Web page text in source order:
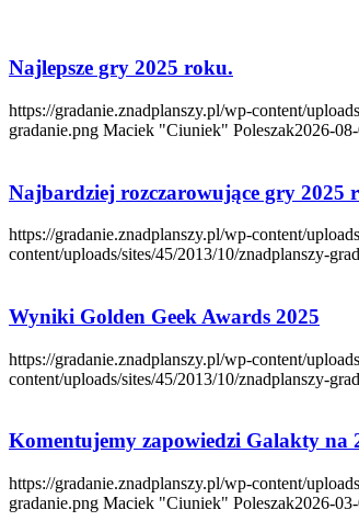
Najlepsze gry 2025 roku.
https://gradanie.znadplanszy.pl/wp-content/
gradanie.png Maciek "Ciuniek" Poleszak2026-
Najbardziej rozczarowujące gry 2025
https://gradanie.znadplanszy.pl/wp-content/
content/uploads/sites/45/2013/10/znadplanszy-
Wyniki Golden Geek Awards 2025
https://gradanie.znadplanszy.pl/wp-content/
content/uploads/sites/45/2013/10/znadplanszy-
Komentujemy zapowiedzi Galakty na
https://gradanie.znadplanszy.pl/wp-content/
gradanie.png Maciek "Ciuniek" Poleszak2026-